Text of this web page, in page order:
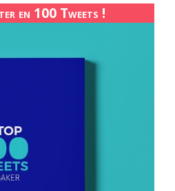
en 100 Tweets !